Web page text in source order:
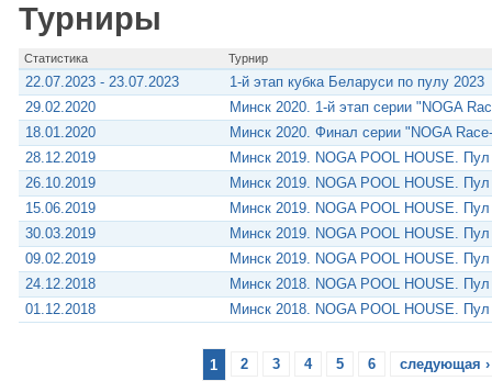
Турниры
Статистика Турнир
22.07.2023 - 23.07.2023
1-й этап кубка Беларуси по пулу 2023
29.02.2020
Минск 2020. 1-й этап серии "NOGA
18.01.2020
Минск 2020. Финал серии "NOGA
28.12.2019
Минск 2019. NOGA POOL HOUSE.
26.10.2019
Минск 2019. NOGA POOL HOUSE.
15.06.2019
Минск 2019. NOGA POOL HOUSE.
30.03.2019
Минск 2019. NOGA POOL HOUSE.
09.02.2019
Минск 2019. NOGA POOL HOUSE.
24.12.2018
Минск 2018. NOGA POOL HOUSE.
01.12.2018
Минск 2018. NOGA POOL HOUSE.
1 2 3 4 5 6 следующая ›